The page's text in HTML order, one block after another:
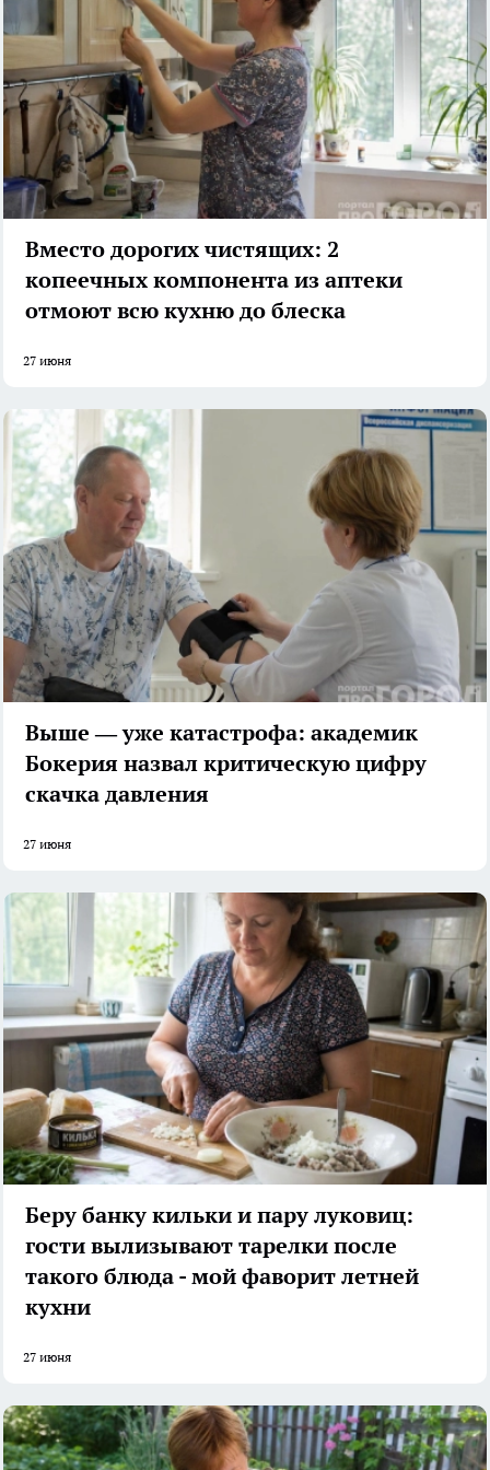
Вместо дорогих чистящих: 2
копеечных компонента из аптеки
отмоют всю кухню до блеска
27 июня
Выше — уже катастрофа: академик
Бокерия назвал критическую цифру
скачка давления
27 июня
Беру банку кильки и пару луковиц:
гости вылизывают тарелки после
такого блюда - мой фаворит летней
кухни
27 июня